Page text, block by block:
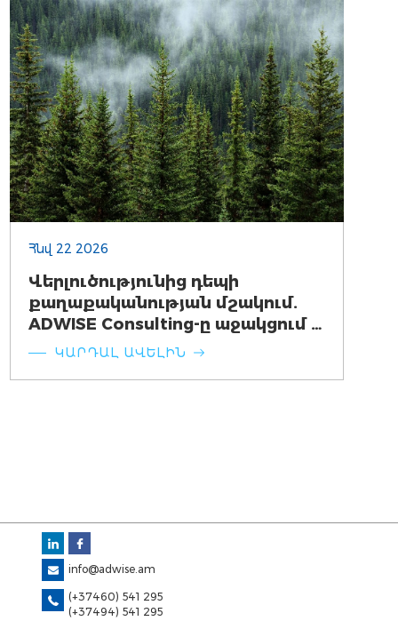
Հնվ 22 2026
Վերլուծությունից դեպի
քաղաքականության մշակում.
ADWISE Consulting-ը աջակցում է
Հայաստանում ածխածնային
ԿԱՐԴԱԼ ԱՎԵԼԻՆ
info@adwise.am
(+37460) 541 295
(+37494) 541 295